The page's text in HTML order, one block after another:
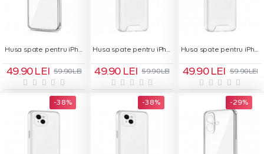
49.90 LEI 59.90 LEI 49.90 LEI 59.90 LEI 49.90 LEI 59.90 LEI
-38 % -38 % -29 %